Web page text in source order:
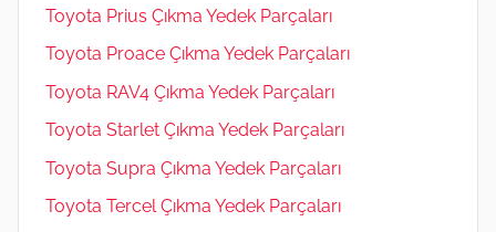
Toyota Prius Çıkma Yedek Parçaları
Toyota Proace Çıkma Yedek Parçaları
Toyota RAV4 Çıkma Yedek Parçaları
Toyota Starlet Çıkma Yedek Parçaları
Toyota Supra Çıkma Yedek Parçaları
Toyota Tercel Çıkma Yedek Parçaları